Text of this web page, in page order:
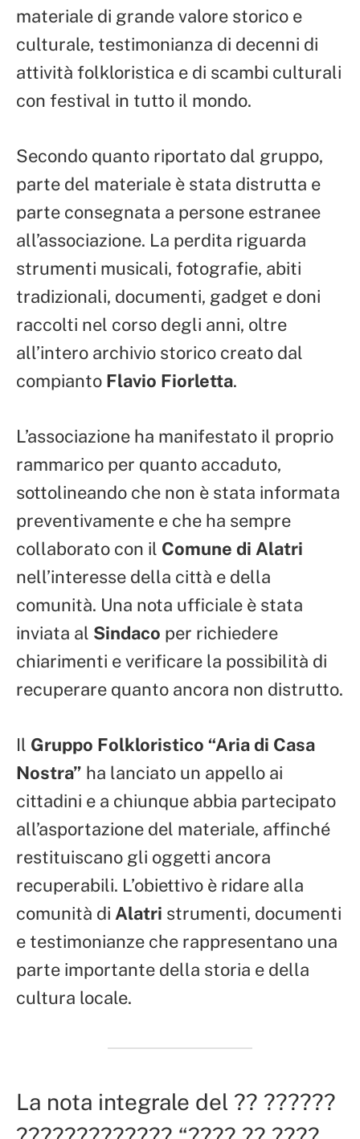
materiale di grande valore storico e
culturale, testimonianza di decenni di
attività folkloristica e di scambi culturali
con festival in tutto il mondo.
Secondo quanto riportato dal gruppo,
parte del materiale è stata distrutta e
parte consegnata a persone estranee
all’associazione. La perdita riguarda
strumenti musicali, fotografie, abiti
tradizionali, documenti, gadget e doni
raccolti nel corso degli anni, oltre
all’intero archivio storico creato dal
compianto Flavio Fiorletta.
L’associazione ha manifestato il proprio
rammarico per quanto accaduto,
sottolineando che non è stata informata
preventivamente e che ha sempre
collaborato con il Comune di Alatri
nell’interesse della città e della
comunità. Una nota ufficiale è stata
inviata al Sindaco per richiedere
chiarimenti e verificare la possibilità di
recuperare quanto ancora non distrutto.
Il Gruppo Folkloristico “Aria di Casa
Nostra” ha lanciato un appello ai
cittadini e a chiunque abbia partecipato
all’asportazione del materiale, affinché
restituiscano gli oggetti ancora
recuperabili. L’obiettivo è ridare alla
comunità di Alatri strumenti, documenti
e testimonianze che rappresentano una
parte importante della storia e della
cultura locale.
La nota integrale del ?? ??????